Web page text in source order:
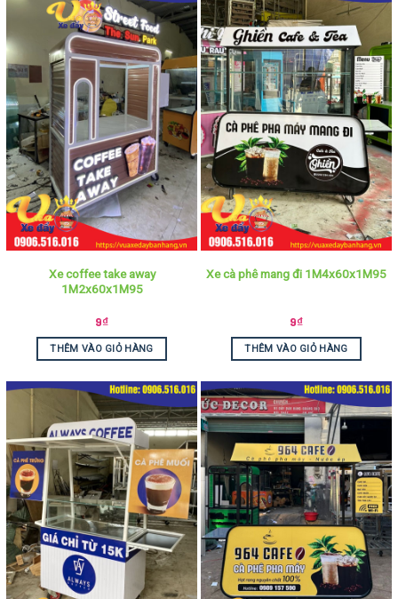
Xe coffee take away
1M2x60x1M95
9₫
THÊM VÀO GIỎ HÀNG
Xe cà phê mang đi 1M4x60x1M95
9₫
THÊM VÀO GIỎ HÀNG